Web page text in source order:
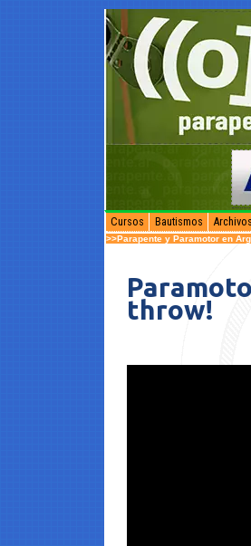
Cursos Bautismos Archivos
>>Parapente y Paramotor en
throw!